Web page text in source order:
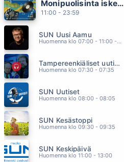
ESIRIPPU
PER VERS
KADUILLA TAMPEREEN (Vain elämää kausi 13)
RIISIA HIUKSISSA
Monipuolisinta iskelmää ja parasta poppia
11:00 - 23:59
SUN Uusi Aamu
Huomenna klo 07:00 - 11:00 - Studiossa: Kimmo Hoivassilta
Tampereenkiäliset uutiset
Huomenna klo 07:30 - 07:35
SUN Uutiset
Huomenna klo 08:00 - 08:05
SUN Kesästoppi
Huomenna klo 09:30 - 09:35
SUN Keskipäivä
Huomenna klo 11:00 - 13:00